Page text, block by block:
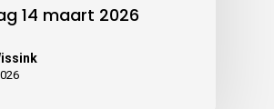
14 maart 2026